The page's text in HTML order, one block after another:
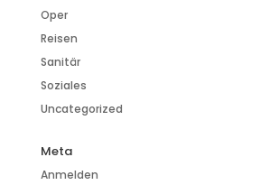
Oper
Reisen
Sanitär
Soziales
Uncategorized
Meta
Anmelden